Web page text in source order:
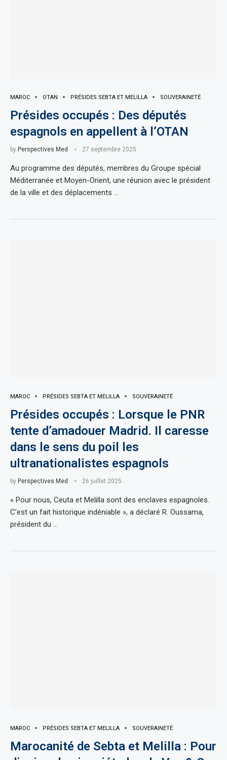
MAROC OTAN PRÉSIDES SEBTA ET MELILLA SOUVERAINETÉ
Présides occupés : Des députés
espagnols en appellent à l’OTAN
by Perspectives Med 27 septembre 2025
Au programme des députés, membres du Groupe spécial
Méditerranée et Moyen-Orient, une réunion avec le président
de la ville et des déplacements …
MAROC PRÉSIDES SEBTA ET MELILLA SOUVERAINETÉ
Présides occupés : Lorsque le PNR
tente d’amadouer Madrid. Il caresse
dans le sens du poil les
ultranationalistes espagnols
by Perspectives Med 26 juillet 2025
« Pour nous, Ceuta et Melilla sont des enclaves espagnoles.
C’est un fait historique indéniable », a déclaré R. Oussama,
président du …
MAROC PRÉSIDES SEBTA ET MELILLA SOUVERAINETÉ
Marocanité de Sebta et Melilla : Pour